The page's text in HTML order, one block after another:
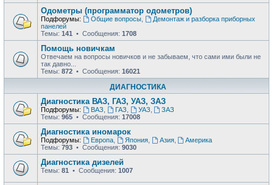
Одометры (программатор одометров)
Подфорумы: Общие вопросы,
Демонтаж и разборка приборных
панелей
Темы: 141 • Сообщения: 1708
Помощь новичкам
Отвечаем на вопросы новичков и не забываем, что сами ими были не
так давно...
Темы: 872 • Сообщения: 16021
ДИАГНОСТИКА
Диагностика ВАЗ, ГАЗ, УАЗ, ЗАЗ
Подфорумы: ВАЗ ГАЗ УАЗ
ЗАЗ
Темы: 965 • Сообщения: 17008
Диагностика иномарок
Подфорумы: Европа, Япония, Азия,
Америка
Темы: 793 • Сообщения: 9030
Диагностика дизелей
Темы: 81 • Сообщения: 1007